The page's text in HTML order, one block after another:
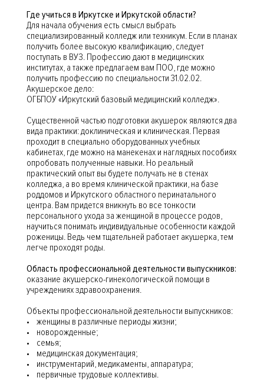
Где учиться в Иркутске и Иркутской области?
Для начала обучения есть смысл выбрать
специализированный колледж или техникум. Если в планах
получить более высокую квалификацию, следует
поступать в ВУЗ. Профессию дают в медицинских
институтах, а также предлагаем вам ПОО, где можно
получить профессию по специальности 31.02.02.
Акушерское дело:
ОГБПОУ «Иркутский базовый медицинский колледж».
Существенной частью подготовки акушерок являются два
вида практики: доклиническая и клиническая. Первая
проходит в специально оборудованных учебных
кабинетах, где можно на манекенах и наглядных пособиях
опробовать полученные навыки. Но реальный
практический опыт вы будете получать не в стенах
колледжа, а во время клинической практики, на базе
роддомов и Иркутского областного перинатального
центра. Вам придется вникнуть во все тонкости
персонального ухода за женщиной в процессе родов,
научиться понимать индивидуальные особенности каждой
роженицы. Ведь чем тщательней работает акушерка, тем
легче проходят роды.
Область профессиональной деятельности выпускников:
оказание акушерско-гинекологической помощи в
учреждениях здравоохранения.
Объекты профессиональной деятельности выпускников:
• женщины в различные периоды жизни;
• новорожденные;
• семья;
• медицинская документация;
• инструментарий, медикаменты, аппаратура;
• первичные трудовые коллективы.